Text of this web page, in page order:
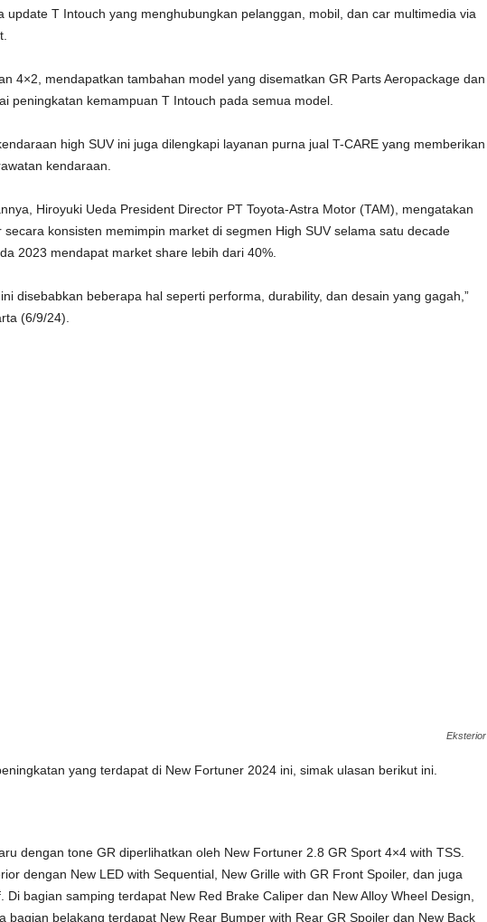
update T Intouch yang menghubungkan pelanggan, mobil, dan car multimedia via
4×2, mendapatkan tambahan model yang disematkan GR Parts Aeropackage dan
peningkatan kemampuan T Intouch pada semua model.
high SUV ini juga dilengkapi layanan purna jual T-CARE yang memberikan
kendaraan.
Hiroyuki Ueda President Director PT Toyota-Astra Motor (TAM), mengatakan
secara konsisten memimpin market di segmen High SUV selama satu decade
2023 mendapat market share lebih dari 40%.
disebabkan beberapa hal seperti performa, durability, dan desain yang gagah,”
(6/9/24).
Eksterior
yang terdapat di New Fortuner 2024 ini, simak ulasan berikut ini.
dengan tone GR diperlihatkan oleh New Fortuner 2.8 GR Sport 4×4 with TSS.
dengan New LED with Sequential, New Grille with GR Front Spoiler, dan juga
Di bagian samping terdapat New Red Brake Caliper dan New Alloy Wheel Design,
bagian belakang terdapat New Rear Bumper with Rear GR Spoiler dan New Back